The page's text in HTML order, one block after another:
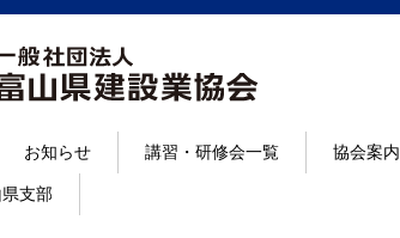
お知らせ 講習・研修会一覧 協会案内
支部